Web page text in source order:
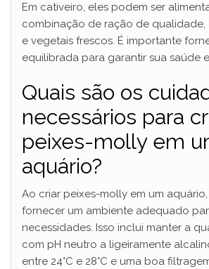
Em cativeiro, eles podem ser
combinação de ração de qualidade,
e vegetais frescos. É importante
equilibrada para garantir sua saúde
Quais são os
necessários para
peixes-molly em
aquário?
Ao criar peixes-molly em um
fornecer um ambiente adequado
necessidades. Isso inclui manter a
com pH neutro a ligeiramente
entre 24°C e 28°C e uma boa